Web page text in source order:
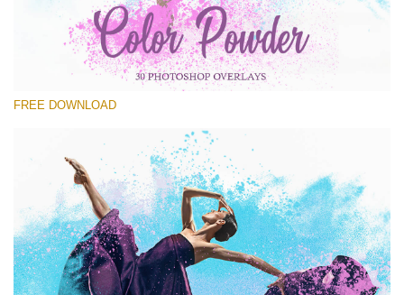
Small 800*533px
Color Powder
4 Seasons (411 Overlays)
Large 6000*4000px
Entire Collection
(1783 Overlays)
Large 6000*4000px
FREE DOWNLOAD